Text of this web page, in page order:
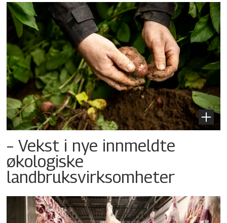
– Vekst i nye innmeldte
økologiske
landbruksvirksomheter